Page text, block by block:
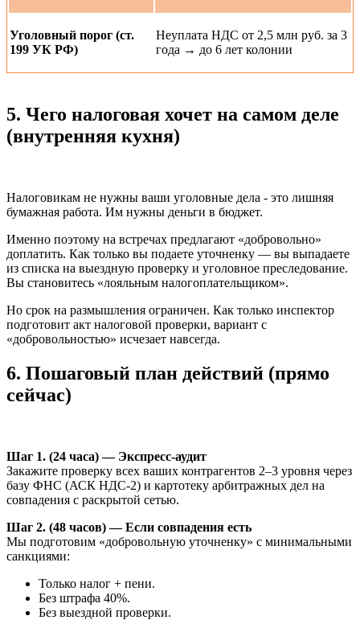
Уголовный порог (ст.
199 УК РФ)
Неуплата НДС от 2,5 млн руб. за 3
года → до 6 лет колонии
5. Чего налоговая хочет на самом деле
(внутренняя кухня)
Налоговикам не нужны ваши уголовные дела - это лишняя
бумажная работа. Им нужны деньги в бюджет.
Именно поэтому на встречах предлагают «добровольно»
доплатить. Как только вы подаете уточненку — вы выпадаете
из списка на выездную проверку и уголовное преследование.
Вы становитесь «лояльным налогоплательщиком».
Но срок на размышления ограничен. Как только инспектор
подготовит акт налоговой проверки, вариант с
«добровольностью» исчезает навсегда.
6. Пошаговый план действий (прямо
сейчас)
Шаг 1. (24 часа) — Экспресс-аудит
Закажите проверку всех ваших контрагентов 2–3 уровня через
базу ФНС (АСК НДС-2) и картотеку арбитражных дел на
совпадения с раскрытой сетью.
Шаг 2. (48 часов) — Если совпадения есть
Мы подготовим «добровольную уточненку» с минимальными
санкциями:
Только налог + пени.
Без штрафа 40%.
Без выездной проверки.